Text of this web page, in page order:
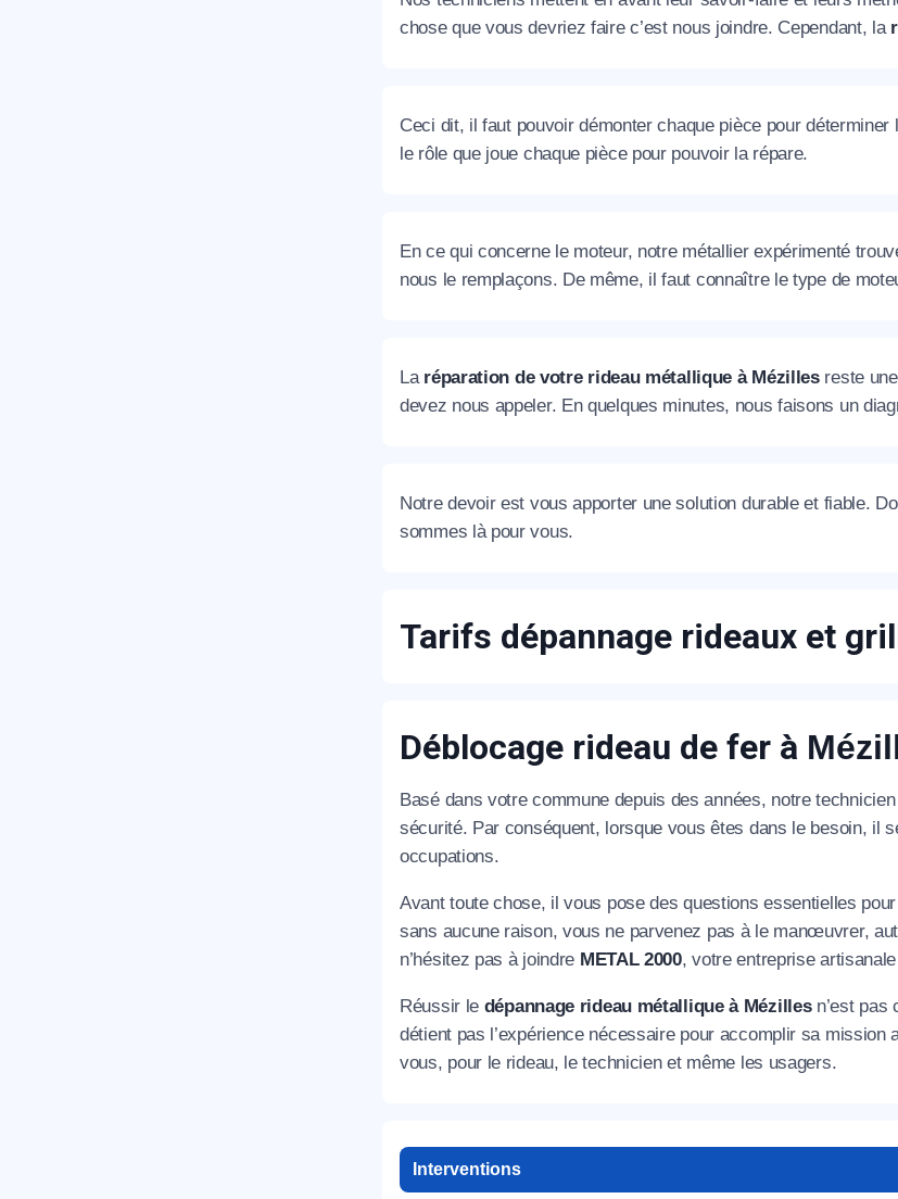
chose que vous devriez faire c’est nous joindre. Cependant, la
Ceci dit, il faut pouvoir démonter chaque pièce pour
le rôle que joue chaque pièce pour pouvoir la répare.
En ce qui concerne le moteur, notre métallier expérimenté
nous le remplaçons. De même, il faut connaître le type de
La réparation de votre rideau métallique à Mézillesreste
devez nous appeler. En quelques minutes, nous faisons un
Notre devoir est vous apporter une solution durable et fiable.
sommes là pour vous.
Tarifs dépannage rideaux et
Déblocage rideau de fer à
Basé dans votre commune depuis des années, notre
sécurité. Par conséquent, lorsque vous êtes dans le besoin, il
occupations.
Avant toute chose, il vous pose des questions essentielles
sans aucune raison, vous ne parvenez pas à le manœuvrer,
n’hésitez pas à joindre METAL 2000, votre entreprise
Réussir le dépannage rideau métallique à Mézillesn’est pas
détient pas l’expérience nécessaire pour accomplir sa
vous, pour le rideau, le technicien et même les usagers.
Interventions